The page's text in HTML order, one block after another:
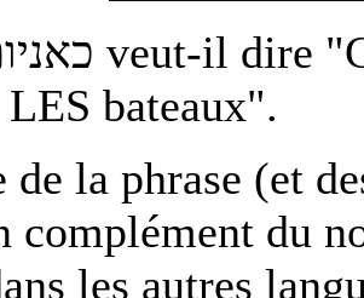
veut-il dire
bateaux".
de la phrase (et
complément du
les autres